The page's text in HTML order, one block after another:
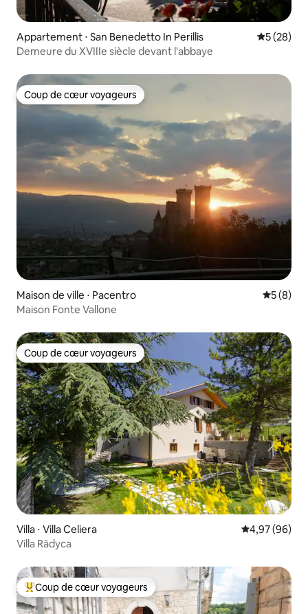
Appartement ⋅ San Benedetto In Perillis
5 (28)
Demeure du XVIIIe siècle devant l'abbaye
Coup de cœur voyageurs
Coup de cœur voyageurs
Maison de ville ⋅ Pacentro
5 (8)
Maison Fonte Vallone
Coup de cœur voyageurs
Coup de cœur voyageurs
Villa ⋅ Villa Celiera Évaluation
4,97 (96)
Villa Rādyca
Coups de cœur voyageurs les plus appréciés
Coup de cœur voyageurs